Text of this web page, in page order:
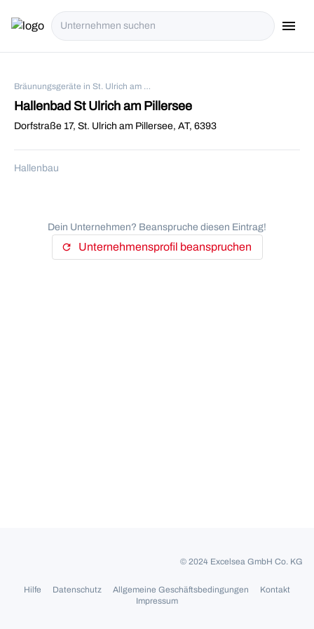
menu
Bräunungsgeräte in St. Ulrich am Pillersee
Hallenbad St Ulrich am Pillersee
Dorfstraße 17, St. Ulrich am Pillersee, AT, 6393
Hallenbau
Dein Unternehmen? Beanspruche diesen Eintrag!
refresh Unternehmensprofil beanspruchen
© 2024 Excelsea GmbH Co. KG
Hilfe Datenschutz Allgemeine Geschäftsbedingungen
Kontakt
Impressum